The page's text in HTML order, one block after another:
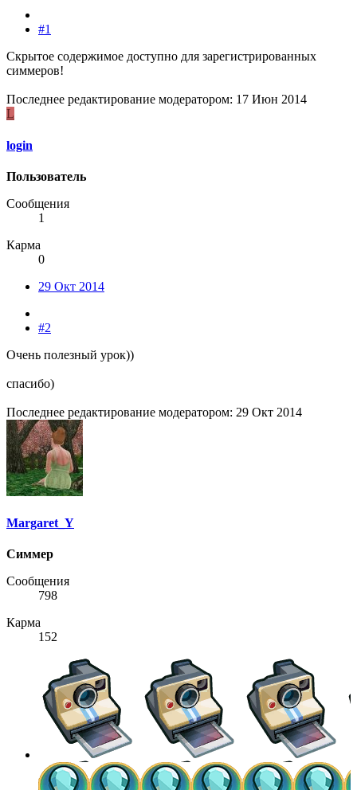
#1
Скрытое содержимое доступно для зарегистрированных
симмеров!
Последнее редактирование модератором: 17 Июн 2014
L
login
Пользователь
Сообщения
1
Карма
0
29 Окт 2014
#2
Очень полезный урок))
спасибо)
Последнее редактирование модератором: 29 Окт 2014
Margaret_Y
Симмер
Сообщения
798
Карма
152